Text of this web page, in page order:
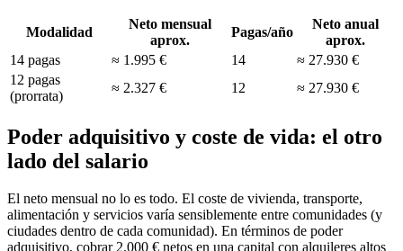
Modalidad
Neto mensual
aprox.
Pagas/año
Neto anual
aprox.
14 pagas
≈ 1.995 € 14
≈ 27.930 €
12 pagas
(prorrata)
≈ 2.327 € 12 ≈ 27.930 €
Poder adquisitivo y coste de vida: el otro
lado del salario
El neto mensual no lo es todo. El coste de vivienda, transporte,
alimentación y servicios varía sensiblemente entre comunidades (y
ciudades dentro de cada comunidad). En términos de poder
adquisitivo, cobrar 2.000 € netos en una capital con alquileres altos